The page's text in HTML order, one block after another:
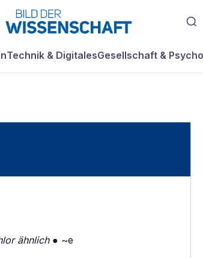
Technik & DigitalesGesellschaft &
ähnlich● ~e